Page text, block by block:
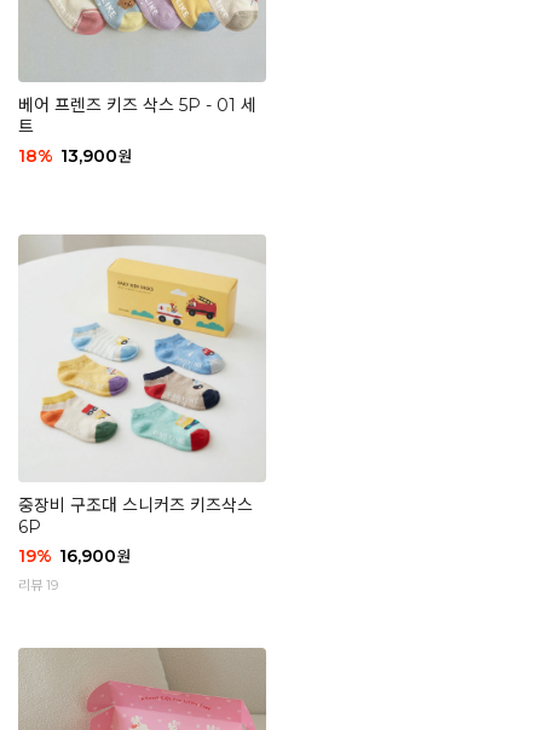
베어 프렌즈 키즈 삭스 5P - 01 세
트
18% 13,900원
중장비 구조대 스니커즈 키즈삭스
6P
19% 16,900원
리뷰 19